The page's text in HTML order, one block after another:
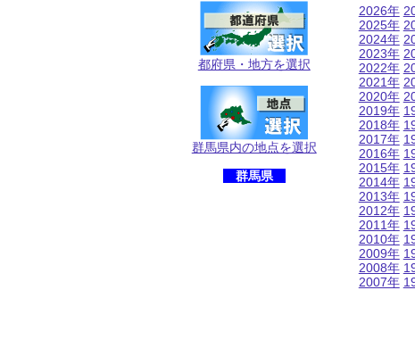
都府県・地方を選択
群馬県内の地点を選択
群馬県
2026年
2025年
2024年
2023年
2022年
2021年
2020年
2019年
2018年
2017年
2016年
2015年
2014年
2013年
2012年
2011年
2010年
2009年
2008年
2007年